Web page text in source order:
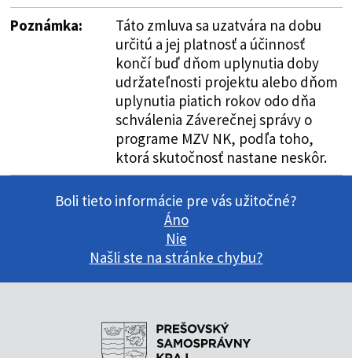
Poznámka:
Táto zmluva sa uzatvára na dobu
určitú a jej platnosť a účinnosť
končí buď dňom uplynutia doby
udržateľnosti projektu alebo dňom
uplynutia piatich rokov odo dňa
schválenia Záverečnej správy o
programe MZV NK, podľa toho,
ktorá skutočnosť nastane neskôr.
Boli tieto informácie pre vás užitočné?
Áno
Nie
Našli ste na stránke chybu?